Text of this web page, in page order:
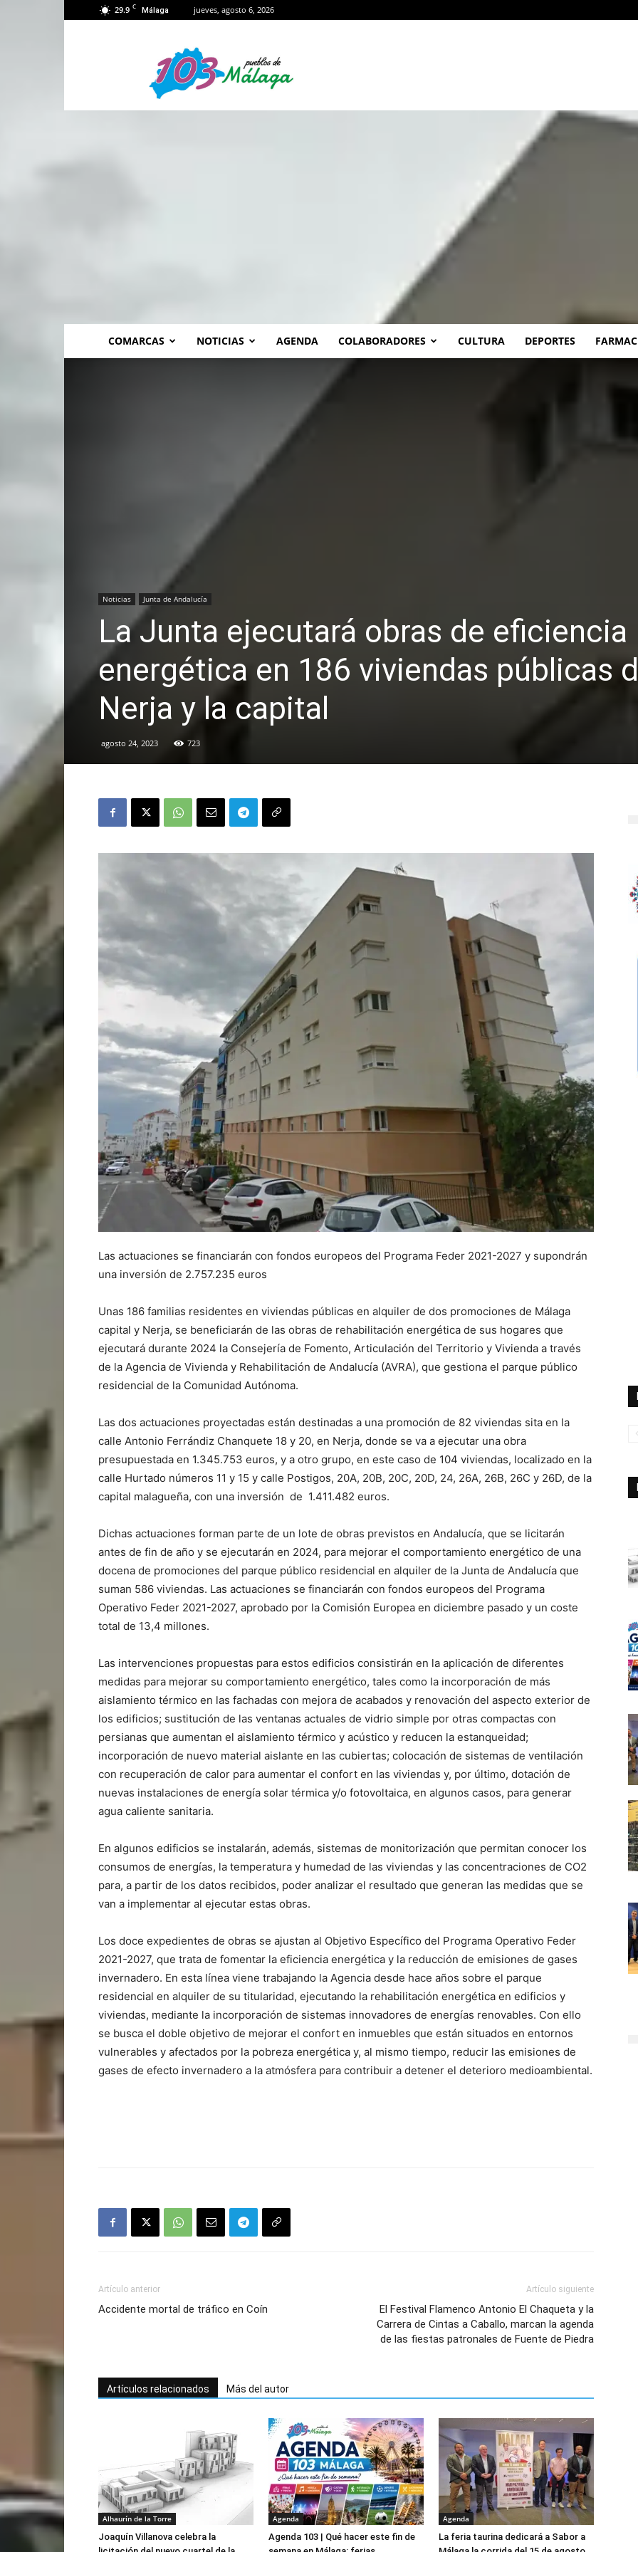
29.9 C Málaga jueves, agosto 6, 2026
Málaga
COMARCAS NOTICIAS AGENDA COLABORADORES CULTURA DEPORTES
Noticias Junta de Andalucía
La Junta ejecutará obras de eficiencia
energética en 186 viviendas públicas
Nerja y la capital
agosto 24, 2023 723
Las actuaciones se financiarán con fondos europeos del Programa Feder 2021-2027 y supondrán
una inversión de 2.757.235 euros
Unas 186 familias residentes en viviendas públicas en alquiler de dos promociones de Málaga
capital y Nerja, se beneficiarán de las obras de rehabilitación energética de sus hogares que
ejecutará durante 2024 la Consejería de Fomento, Articulación del Territorio y Vivienda a través
de la Agencia de Vivienda y Rehabilitación de Andalucía (AVRA), que gestiona el parque público
residencial de la Comunidad Autónoma.
Las dos actuaciones proyectadas están destinadas a una promoción de 82 viviendas sita en la
calle Antonio Ferrándiz Chanquete 18 y 20, en Nerja, donde se va a ejecutar una obra
presupuestada en 1.345.753 euros, y a otro grupo, en este caso de 104 viviendas, localizado en la
calle Hurtado números 11 y 15 y calle Postigos, 20A, 20B, 20C, 20D, 24, 26A, 26B, 26C y 26D, de la
capital malagueña, con una inversión de 1.411.482 euros.
Dichas actuaciones forman parte de un lote de obras previstos en Andalucía, que se licitarán
antes de fin de año y se ejecutarán en 2024, para mejorar el comportamiento energético de una
docena de promociones del parque público residencial en alquiler de la Junta de Andalucía que
suman 586 viviendas. Las actuaciones se financiarán con fondos europeos del Programa
Operativo Feder 2021-2027, aprobado por la Comisión Europea en diciembre pasado y un coste
total de 13,4 millones.
Las intervenciones propuestas para estos edificios consistirán en la aplicación de diferentes
medidas para mejorar su comportamiento energético, tales como la incorporación de más
aislamiento térmico en las fachadas con mejora de acabados y renovación del aspecto exterior de
los edificios; sustitución de las ventanas actuales de vidrio simple por otras compactas con
persianas que aumentan el aislamiento térmico y acústico y reducen la estanqueidad;
incorporación de nuevo material aislante en las cubiertas; colocación de sistemas de ventilación
con recuperación de calor para aumentar el confort en las viviendas y, por último, dotación de
nuevas instalaciones de energía solar térmica y/o fotovoltaica, en algunos casos, para generar
agua caliente sanitaria.
En algunos edificios se instalarán, además, sistemas de monitorización que permitan conocer los
consumos de energías, la temperatura y humedad de las viviendas y las concentraciones de CO2
para, a partir de los datos recibidos, poder analizar el resultado que generan las medidas que se
van a implementar al ejecutar estas obras.
Los doce expedientes de obras se ajustan al Objetivo Específico del Programa Operativo Feder
2021-2027, que trata de fomentar la eficiencia energética y la reducción de emisiones de gases
invernadero. En esta línea viene trabajando la Agencia desde hace años sobre el parque
residencial en alquiler de su titularidad, ejecutando la rehabilitación energética en edificios y
viviendas, mediante la incorporación de sistemas innovadores de energías renovables. Con ello
se busca el doble objetivo de mejorar el confort en inmuebles que están situados en entornos
vulnerables y afectados por la pobreza energética y, al mismo tiempo, reducir las emisiones de
gases de efecto invernadero a la atmósfera para contribuir a detener el deterioro medioambiental.
Artículo anterior
Accidente mortal de tráfico en Coín
Artículo siguiente
El Festival Flamenco Antonio El Chaqueta y la
Carrera de Cintas a Caballo, marcan la agenda
de las fiestas patronales de Fuente de Piedra
Artículos relacionados Más del autor
Alhaurín de la Torre
Joaquín Villanova celebra la
Agenda
Agenda 103 | Qué hacer este fin de
Agenda
La feria taurina dedicará a Sabor a